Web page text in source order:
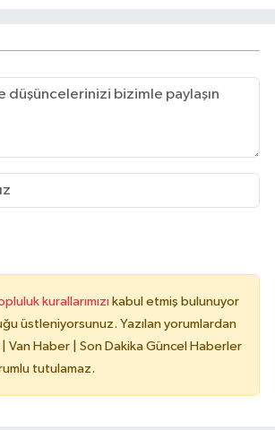
kurallarımızı kabul etmiş bulunuyor
üstleniyorsunuz. Yazılan yorumlardan
| Van Haber | Son Dakika Güncel Haberler
tutulamaz.